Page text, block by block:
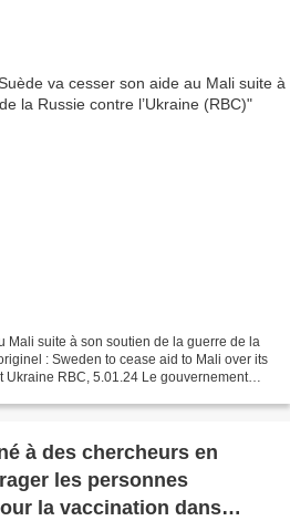
Mali suite à son soutien de la guerre de la
: Sweden to cease aid to Mali over its
Ukraine RBC, 5.01.24 Le gouvernement
à des chercheurs en
les personnes
la vaccination dans